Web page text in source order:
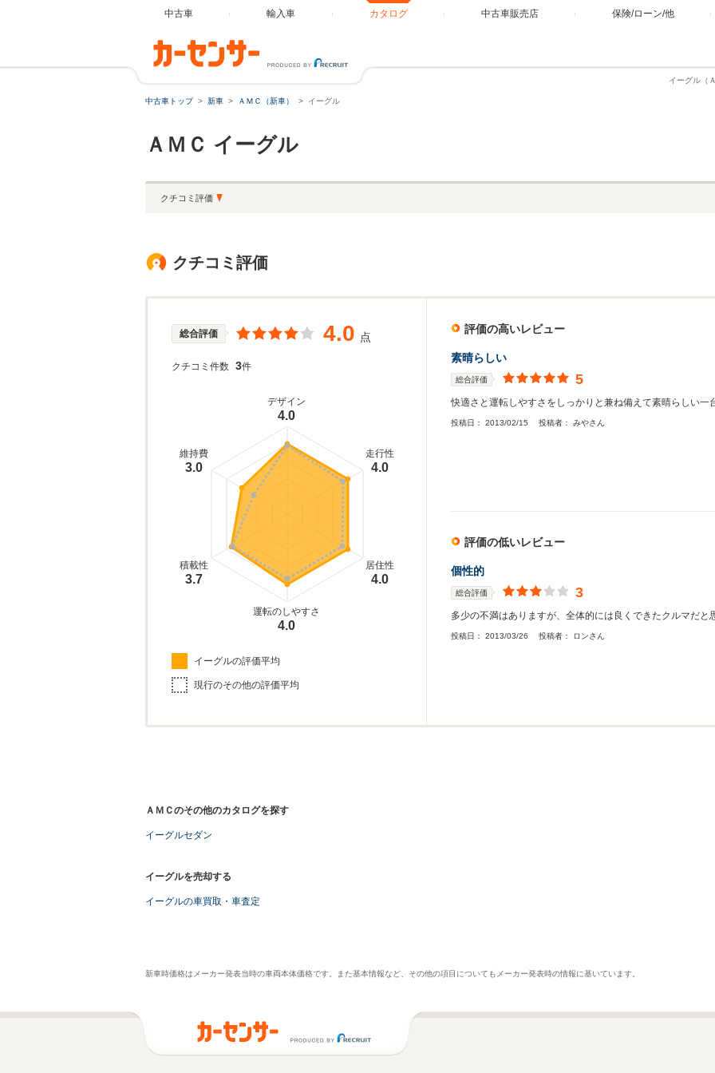
中古車 輸入車 カタログ 中古車販売店 保険/ローン/他
イーグル（
中古車トップ 新車 ＡＭＣ（新車） イーグル
ＡＭＣ イーグル
クチコミ評価
クチコミ評価
総合評価 4.0 点
クチコミ件数 3件
デザイン
4.0
走行性
4.0
居住性
4.0
運転のしやすさ
4.0
積載性
3.7
維持費
3.0
イーグルの評価平均
現行のその他の評価平均
評価の高いレビュー
素晴らしい
総合評価 5
快適さと運転しやすさをしっかりと兼ね備えて素晴らしい一
投稿日： 2013/02/15 投稿者： みやさん
評価の低いレビュー
個性的
総合評価 3
多少の不満はありますが、全体的には良くできたクルマだと
投稿日： 2013/03/26 投稿者： ロンさん
ＡＭＣのその他のカタログを探す
イーグルセダン
イーグルを売却する
イーグルの車買取・車査定
新車時価格はメーカー発表当時の車両本体価格です。また基本情報など、その他の項目についてもメーカー発表時の情報に基いています。